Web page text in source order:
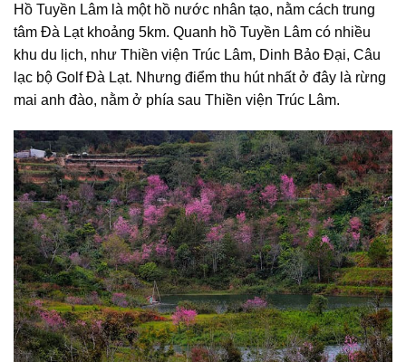
Hồ Tuyền Lâm là một hồ nước nhân tạo, nằm cách trung
tâm Đà Lạt khoảng 5km. Quanh hồ Tuyền Lâm có nhiều
khu du lịch, như Thiền viện Trúc Lâm, Dinh Bảo Đại, Câu
lạc bộ Golf Đà Lạt. Nhưng điểm thu hút nhất ở đây là rừng
mai anh đào, nằm ở phía sau Thiền viện Trúc Lâm.